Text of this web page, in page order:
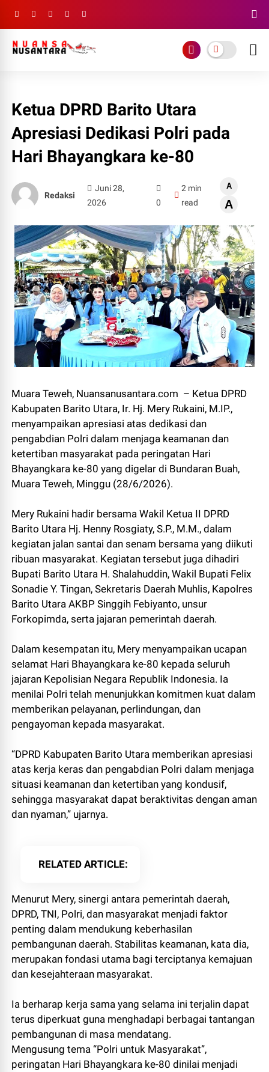
Ketua DPRD Barito Utara
Apresiasi Dedikasi Polri pada
Hari Bhayangkara ke-80
Redaksi
Juni 28,
2026
0
2 min
read
A
A
Muara Teweh, Nuansanusantara.com – Ketua DPRD
Kabupaten Barito Utara, Ir. Hj. Mery Rukaini, M.IP.,
menyampaikan apresiasi atas dedikasi dan
pengabdian Polri dalam menjaga keamanan dan
ketertiban masyarakat pada peringatan Hari
Bhayangkara ke-80 yang digelar di Bundaran Buah,
Muara Teweh, Minggu (28/6/2026).
Mery Rukaini hadir bersama Wakil Ketua II DPRD
Barito Utara Hj. Henny Rosgiaty, S.P., M.M., dalam
kegiatan jalan santai dan senam bersama yang diikuti
ribuan masyarakat. Kegiatan tersebut juga dihadiri
Bupati Barito Utara H. Shalahuddin, Wakil Bupati Felix
Sonadie Y. Tingan, Sekretaris Daerah Muhlis, Kapolres
Barito Utara AKBP Singgih Febiyanto, unsur
Forkopimda, serta jajaran pemerintah daerah.
Dalam kesempatan itu, Mery menyampaikan ucapan
selamat Hari Bhayangkara ke-80 kepada seluruh
jajaran Kepolisian Negara Republik Indonesia. Ia
menilai Polri telah menunjukkan komitmen kuat dalam
memberikan pelayanan, perlindungan, dan
pengayoman kepada masyarakat.
“DPRD Kabupaten Barito Utara memberikan apresiasi
atas kerja keras dan pengabdian Polri dalam menjaga
situasi keamanan dan ketertiban yang kondusif,
sehingga masyarakat dapat beraktivitas dengan aman
dan nyaman,” ujarnya.
RELATED ARTICLE
Menurut Mery, sinergi antara pemerintah daerah,
DPRD, TNI, Polri, dan masyarakat menjadi faktor
penting dalam mendukung keberhasilan
pembangunan daerah. Stabilitas keamanan, kata dia,
merupakan fondasi utama bagi terciptanya kemajuan
dan kesejahteraan masyarakat.
Ia berharap kerja sama yang selama ini terjalin dapat
terus diperkuat guna menghadapi berbagai tantangan
pembangunan di masa mendatang.
Mengusung tema “Polri untuk Masyarakat”,
peringatan Hari Bhayangkara ke-80 dinilai menjadi